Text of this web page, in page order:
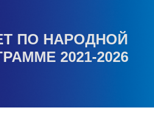
ПО НАРОДНОЙ
2021-2026